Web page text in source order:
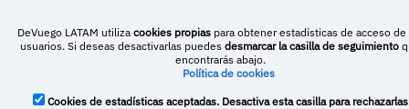
DeVuego LATAM utiliza cookies propiaspara obtener estadísticas de acceso de
usuarios. Si deseas desactivarlas puedes desmarcar la casilla de seguimiento
encontrarás abajo.
Política de cookies
Cookies de estadísticas aceptadas. Desactiva esta casilla para